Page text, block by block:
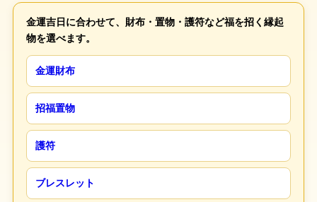
金運吉日に合わせて、財布・置物・護符など福を招く縁起
物を選べます。
金運財布
招福置物
護符
ブレスレット